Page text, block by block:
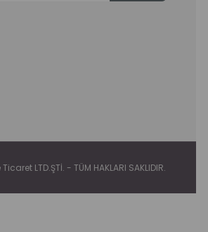
LTD.ŞTİ. - TÜM HAKLARI SAKLIDIR.